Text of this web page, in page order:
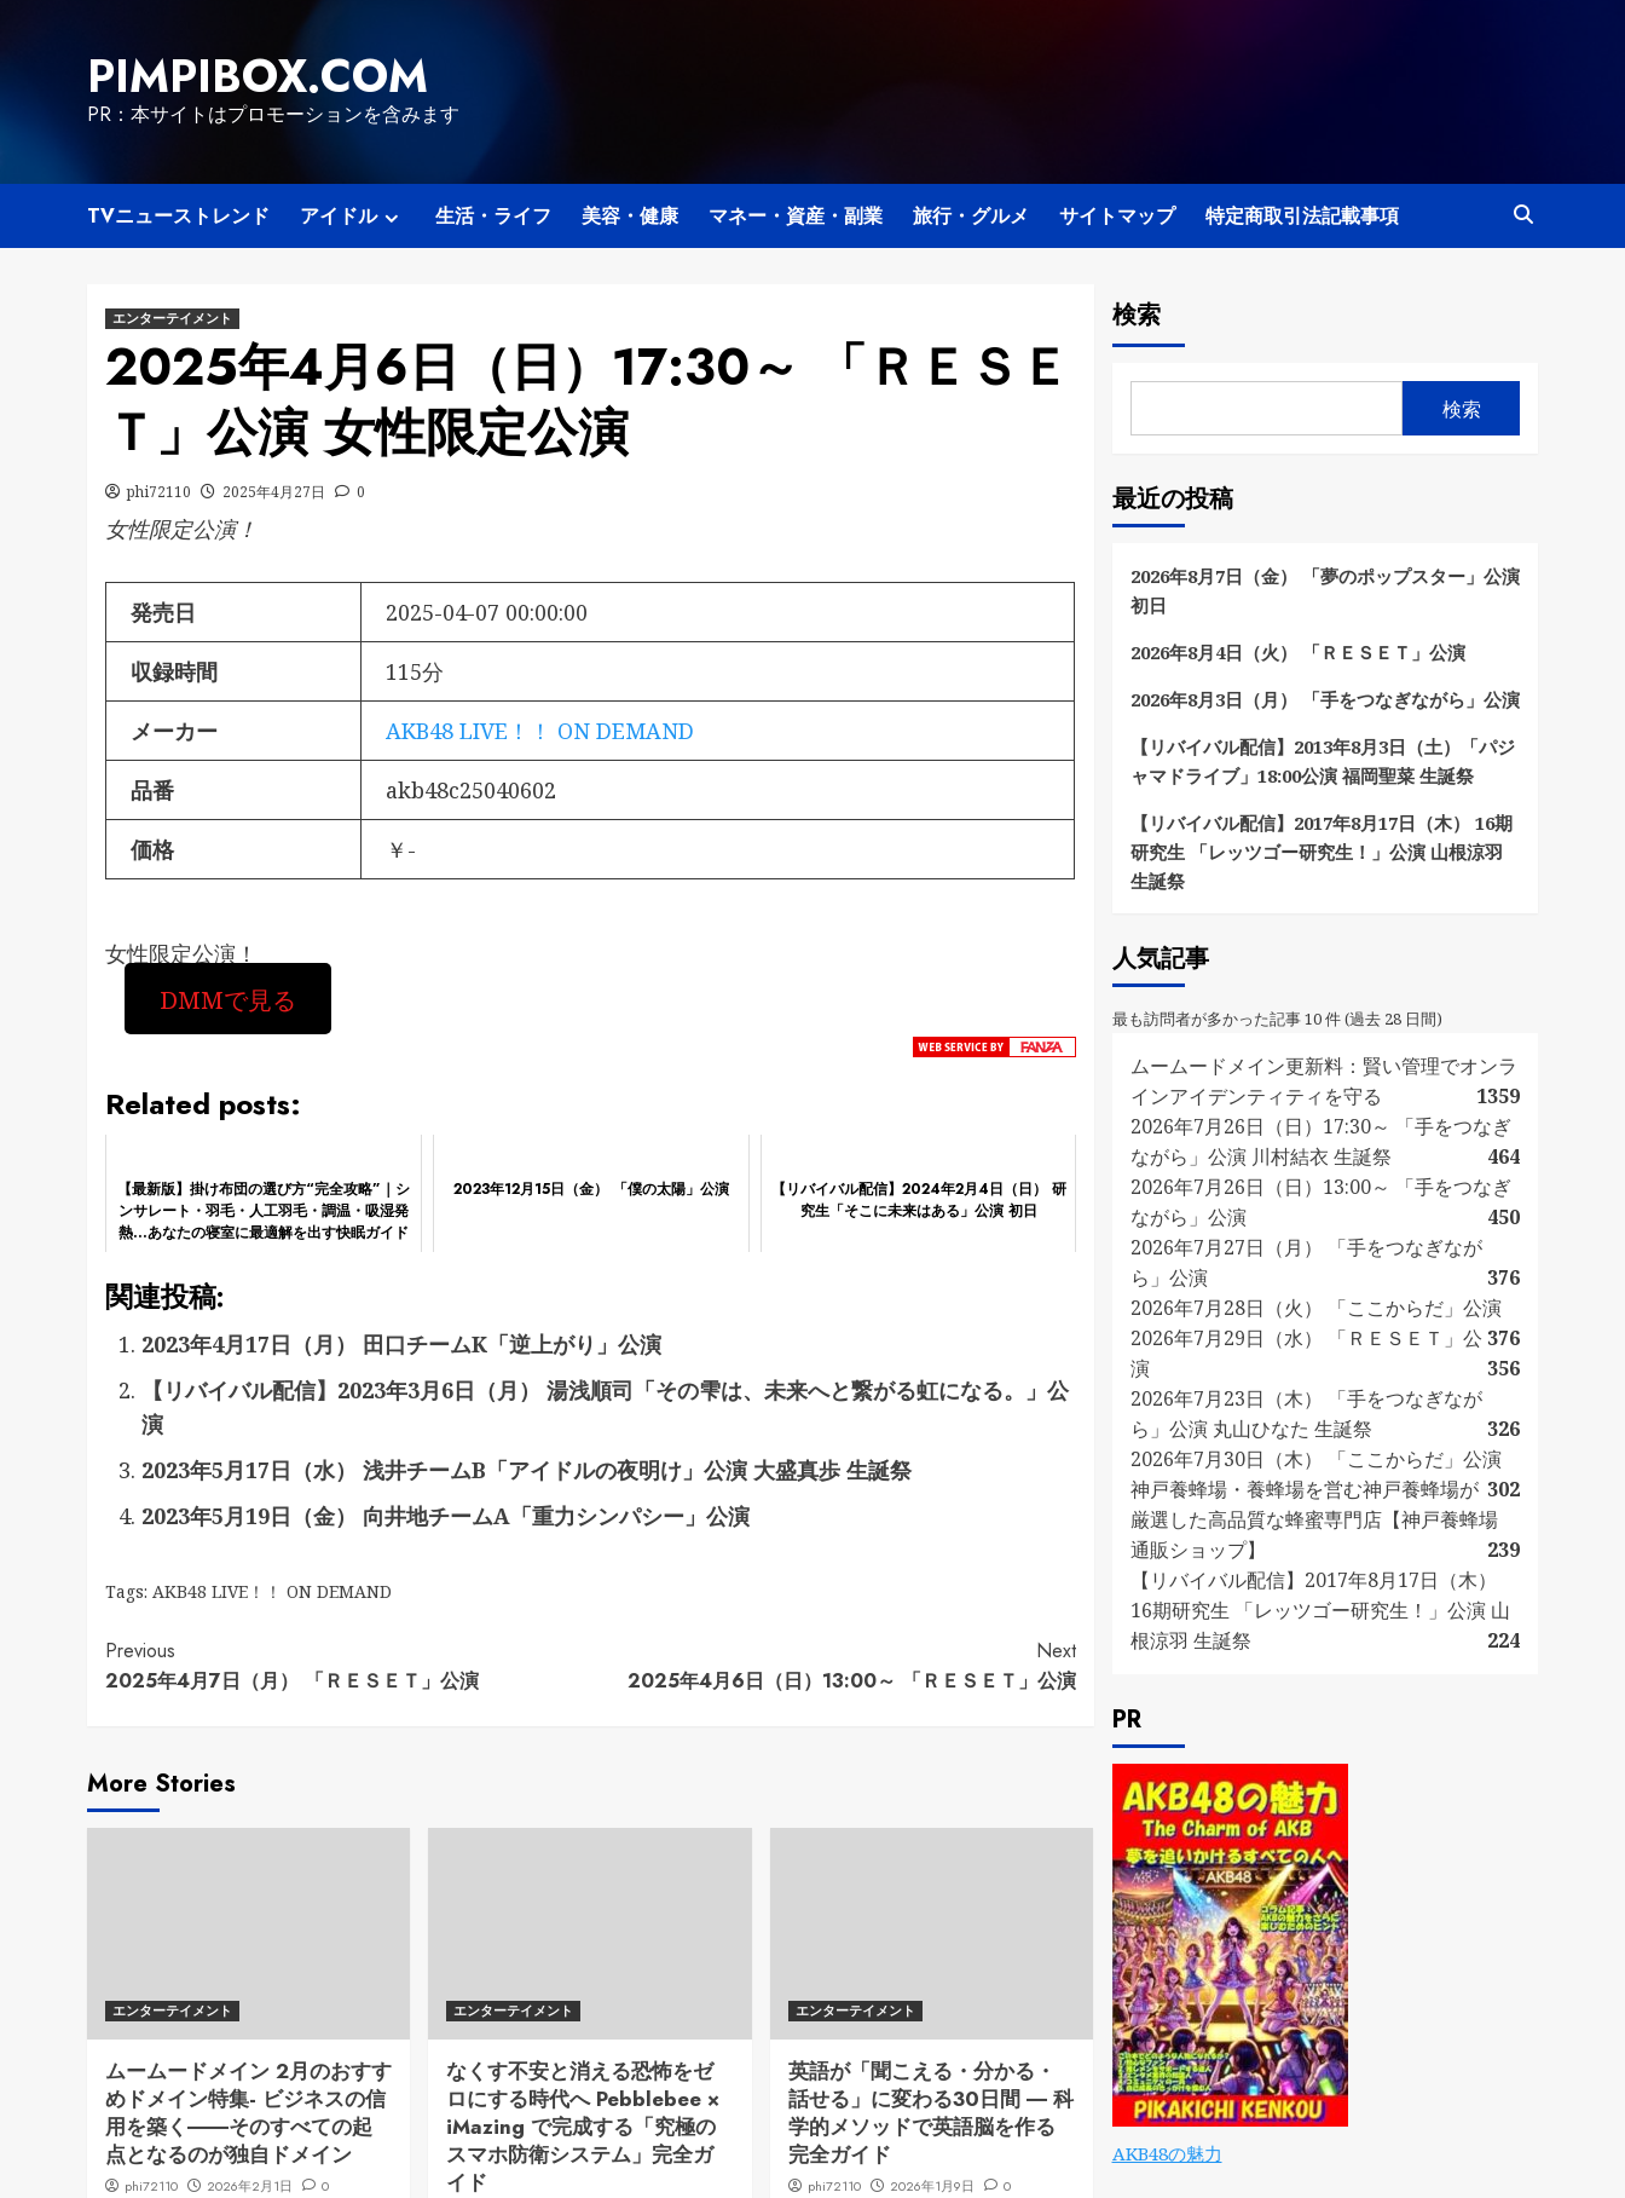
PIMPIBOX.COM
PR：本サイトはプロモーションを含みます
TVニューストレンド アイドル 生活・ライフ 美容・健康 マネー・資産・副業 旅行・グルメ サイトマップ 特定商取引法記載事項
エンターテイメント
2025年4月6日（日）17:30～ 「ＲＥＳＥ
Ｔ」公演 女性限定公演
phi72110 2025年4月27日 0
女性限定公演！
発売日 2025-04-07 00:00:00
収録時間 115分
メーカー AKB48 LIVE！！ ON DEMAND
品番 akb48c25040602
価格 ￥-
女性限定公演！
DMMで見る
Related posts:
【最新版】掛け布団の選び方“完全攻略”｜シ
ンサレート・羽毛・人工羽毛・調温・吸湿発
熱…あなたの寝室に最適解を出す快眠ガイド
2023年12月15日（金） 「僕の太陽」公演
【リバイバル配信】2024年2月4日（日） 研
究生「そこに未来はある」公演 初日
関連投稿:
2023年4月17日（月） 田口チームK「逆上がり」公演
【リバイバル配信】2023年3月6日（月） 湯浅順司「その雫は、未来へと繋がる虹になる。」公
演
2023年5月17日（水） 浅井チームB「アイドルの夜明け」公演 大盛真歩 生誕祭
2023年5月19日（金） 向井地チームA「重力シンパシー」公演
Tags: AKB48 LIVE！！ ON DEMAND
Continue
Reading
Previous
2025年4月7日（月） 「ＲＥＳＥＴ」公演
Next
2025年4月6日（日）13:00～ 「ＲＥＳＥＴ」公演
More Stories
エンターテイメント
ムームードメイン 2月のおすす
めドメイン特集- ビジネスの信
用を築く――そのすべての起
点となるのが独自ドメイン
phi72110 2026年2月1日 0
エンターテイメント
なくす不安と消える恐怖をゼ
ロにする時代へ Pebblebee ×
iMazing で完成する「究極の
スマホ防衛システム」完全ガ
イド
エンターテイメント
英語が「聞こえる・分かる・
話せる」に変わる30日間 ― 科
学的メソッドで英語脳を作る
完全ガイド
phi72110 2026年1月9日 0
検索
検索
最近の投稿
2026年8月7日（金） 「夢のポップスター」公演
初日
2026年8月4日（火） 「ＲＥＳＥＴ」公演
2026年8月3日（月） 「手をつなぎながら」公演
【リバイバル配信】2013年8月3日（土）「パジ
ャマドライブ」18:00公演 福岡聖菜 生誕祭
【リバイバル配信】2017年8月17日（木） 16期
研究生 「レッツゴー研究生！」公演 山根涼羽
生誕祭
人気記事
最も訪問者が多かった記事 10 件 (過去 28 日間)
ムームードメイン更新料：賢い管理でオンラ
インアイデンティティを守る
1359
2026年7月26日（日）17:30～ 「手をつなぎ
ながら」公演 川村結衣 生誕祭
464
2026年7月26日（日）13:00～ 「手をつなぎ
ながら」公演
450
2026年7月27日（月） 「手をつなぎなが
ら」公演
376
2026年7月28日（火） 「ここからだ」公演
376
2026年7月29日（水） 「ＲＥＳＥＴ」公
演
356
2026年7月23日（木） 「手をつなぎなが
ら」公演 丸山ひなた 生誕祭
326
2026年7月30日（木） 「ここからだ」公演
302
神戸養蜂場・養蜂場を営む神戸養蜂場が
厳選した高品質な蜂蜜専門店【神戸養蜂場
通販ショップ】
239
【リバイバル配信】2017年8月17日（木）
16期研究生 「レッツゴー研究生！」公演 山
根涼羽 生誕祭
224
PR
AKB48の魅力